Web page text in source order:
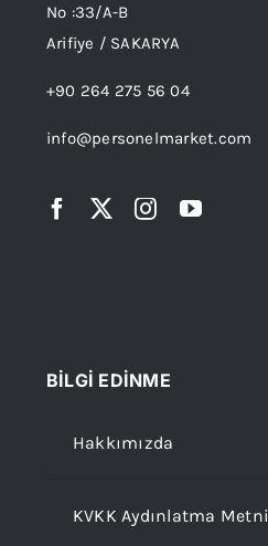
No :33/A-B
Arifiye / SAKARYA
+90 264 275 56 04
info@personelmarket.com
BİLGİ EDİNME
Hakkımızda
KVKK Aydınlatma Metni